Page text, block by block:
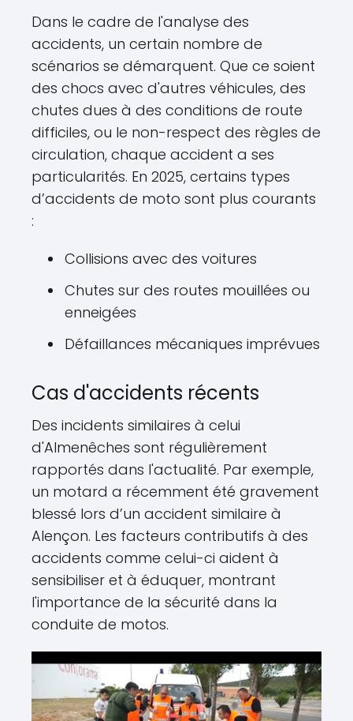
Dans le cadre de l'analyse des
accidents, un certain nombre de
scénarios se démarquent. Que ce soient
des chocs avec d'autres véhicules, des
chutes dues à des conditions de route
difficiles, ou le non-respect des règles de
circulation, chaque accident a ses
particularités. En 2025, certains types
d’accidents de moto sont plus courants
:
Collisions avec des voitures
Chutes sur des routes mouillées ou
enneigées
Défaillances mécaniques imprévues
Cas d'accidents récents
Des incidents similaires à celui
d'Almenêches sont régulièrement
rapportés dans l'actualité. Par exemple,
un motard a récemment été gravement
blessé lors d’un accident similaire à
Alençon. Les facteurs contributifs à des
accidents comme celui-ci aident à
sensibiliser et à éduquer, montrant
l'importance de la sécurité dans la
conduite de motos.